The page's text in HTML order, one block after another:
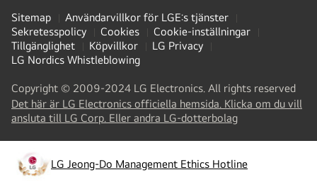
Sitemap
Användarvillkor för LGE:s tjänster
Sekretesspolicy
Cookies
Cookie-inställningar
Tillgänglighet
Köpvillkor
LG Privacy
LG Nordics Whistleblowing
Copyright © 2009-2024 LG Electronics. All rights reserved
Det här är LG Electronics officiella hemsida. Klicka om du vill
ansluta till LG Corp. Eller andra LG-dotterbolag(
a
new
tab
LG Jeong-Do Management Ethics Hotline
opens